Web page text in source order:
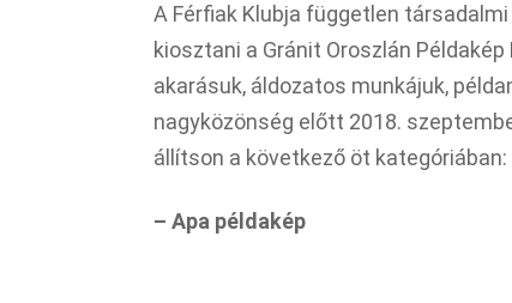
A Férfiak Klubja független
kiosztani a Gránit Oroszlán
akarásuk, áldozatos munkájuk,
nagyközönség előtt 2018.
állítson a következő öt kategóriában:
– Apa példakép